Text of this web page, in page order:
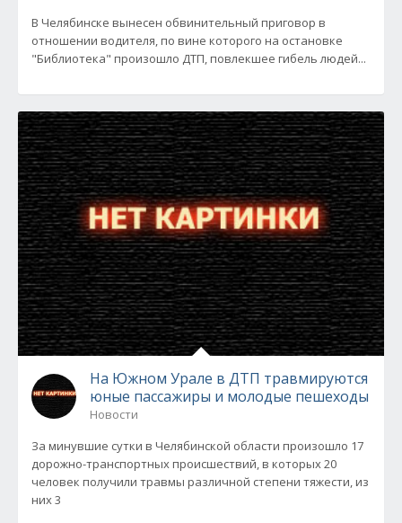
В Челябинске вынесен обвинительный приговор в
отношении водителя, по вине которого на остановке
"Библиотека" произошло ДТП, повлекшее гибель людей...
На Южном Урале в ДТП травмируются
юные пассажиры и молодые пешеходы
Новости
За минувшие сутки в Челябинской области произошло 17
дорожно-транспортных происшествий, в которых 20
человек получили травмы различной степени тяжести, из
них 3